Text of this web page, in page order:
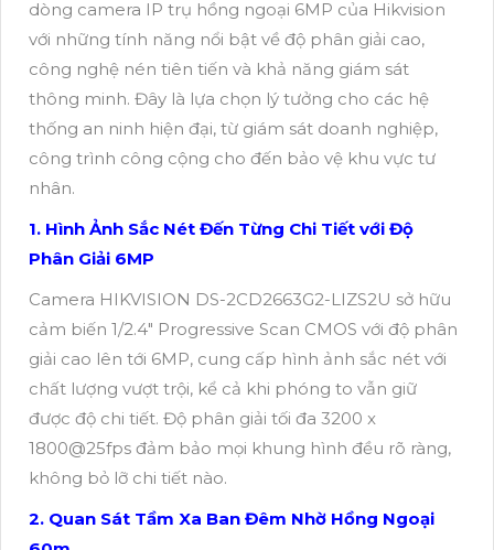
dòng camera IP trụ hồng ngoại 6MP của Hikvision
với những tính năng nổi bật về độ phân giải cao,
công nghệ nén tiên tiến và khả năng giám sát
thông minh. Đây là lựa chọn lý tưởng cho các hệ
thống an ninh hiện đại, từ giám sát doanh nghiệp,
công trình công cộng cho đến bảo vệ khu vực tư
nhân.
1. Hình Ảnh Sắc Nét Đến Từng Chi Tiết với Độ
Phân Giải 6MP
Camera HIKVISION DS-2CD2663G2-LIZS2U sở hữu
cảm biến 1/2.4" Progressive Scan CMOS với độ phân
giải cao lên tới 6MP, cung cấp hình ảnh sắc nét với
chất lượng vượt trội, kể cả khi phóng to vẫn giữ
được độ chi tiết. Độ phân giải tối đa 3200 x
1800@25fps đảm bảo mọi khung hình đều rõ ràng,
không bỏ lỡ chi tiết nào.
2. Quan Sát Tầm Xa Ban Đêm Nhờ Hồng Ngoại